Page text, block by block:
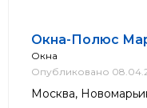
Окна-Полюс
Окна
Опубликовано
Москва,